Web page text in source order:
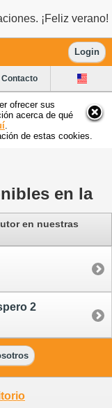
¡Feliz verano!
Login
Contacto
ofrecer sus
acerca de qué
de estas cookies.
en la
en nuestras
2